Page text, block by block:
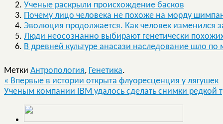
Ученые раскрыли происхождение басков
Почему лицо человека не похоже на морду
Эволюция продолжается. Как человек изменился
Люди неосознанно выбирают генетически
В древней культуре анасази наследование шло
Метки Антропология, Генетика.
« Впервые в истории открыта флуоресценция у лягушек
Ученым компании IBM удалось сделать снимки редкой